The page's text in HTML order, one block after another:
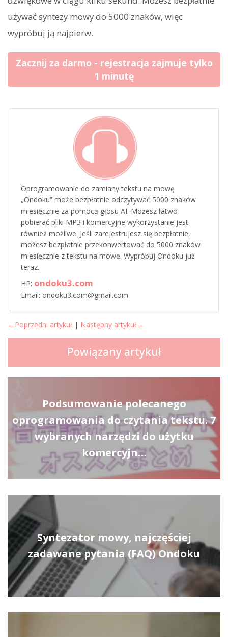
używać syntezy mowy do 5000 znaków, więc
wypróbuj ją najpierw.
Zacznij za darmo - rejestracja zajmuje tylko
1 minutę
Oprogramowanie do zamiany tekstu na mowę
„Ondoku” może bezpłatnie odczytywać 5000 znaków
miesięcznie za pomocą głosu AI. Możesz łatwo
pobierać pliki MP3 i komercyjne wykorzystanie jest
również możliwe. Jeśli zarejestrujesz się bezpłatnie,
możesz bezpłatnie przekonwertować do 5000 znaków
miesięcznie z tekstu na mowę. Wypróbuj Ondoku już
teraz.
HP: ondoku3.com
Email: ondoku3.com@gmail.com
←Poprzedni artykuł | Następny artykuł→
Powiązany artykuł
Podsumowanie polecanego
oprogramowania do czytania tekstu. 7
wybranych narzędzi do użytku
komercyjn…
Syntezator mowy, najczęściej
zadawane pytania (FAQ) Ondoku